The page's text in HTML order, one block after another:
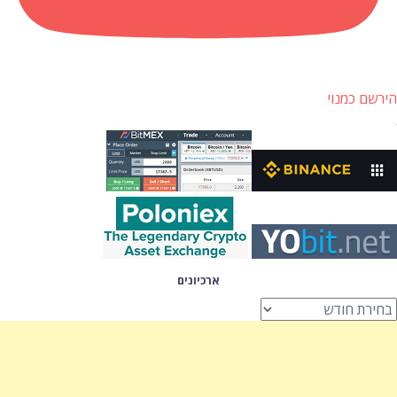
הירשם כמנוי
ארכיונים
ארכיונים